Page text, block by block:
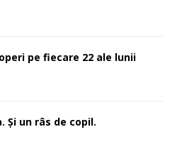
pe fiecare 22 ale lunii
Și un râs de copil.